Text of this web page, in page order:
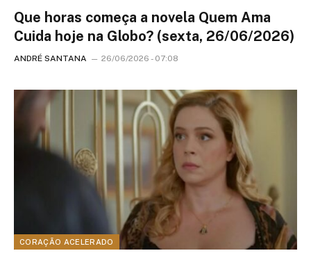
Que horas começa a novela Quem Ama
Cuida hoje na Globo? (sexta, 26/06/2026)
ANDRÉ SANTANA 26/06/2026 - 07:08
CORAÇÃO ACELERADO